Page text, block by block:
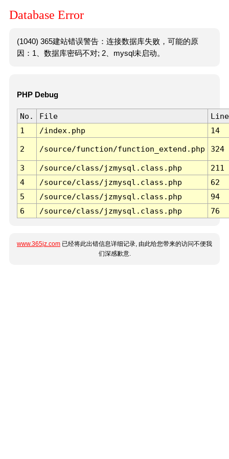
Database Error
(1040) 365建站错误警告：连接数据库失败，可能的原
因：1、数据库密码不对; 2、mysql未启动。
PHP Debug
No. File
Line
1
/index.php 14
2 /source/function/function_extend.php 324
3 /source/class/jzmysql.class.php
211
4
/source/class/jzmysql.class.php
62
5
/source/class/jzmysql.class.php
94
6
/source/class/jzmysql.class.php 76
www.365jz.com 已经将此出错信息详细记录, 由此给您带来的访问不便我
们深感歉意.